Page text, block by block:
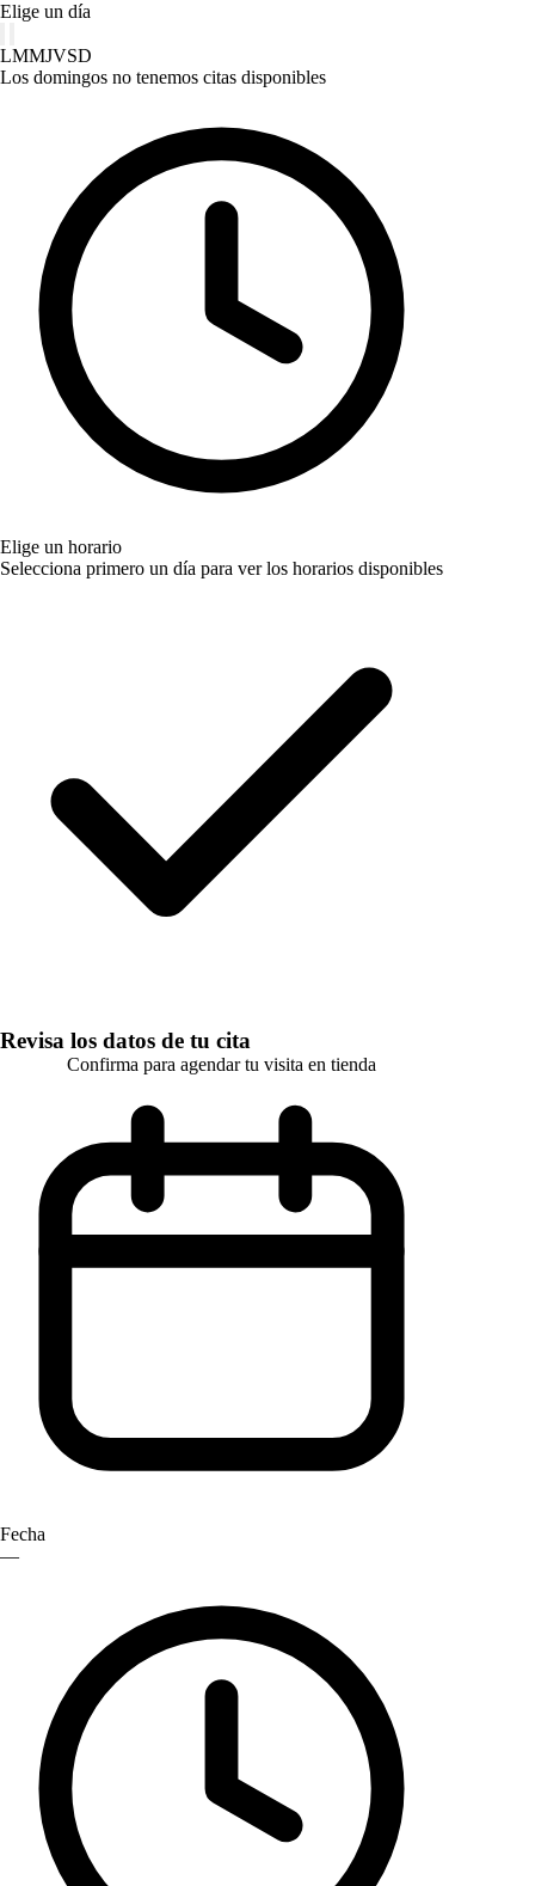
Elige un día
LMMJVSD
Los domingos no tenemos citas disponibles
Elige un horario
Selecciona primero un día para ver los horarios disponibles
Revisa los datos de tu cita
Confirma para agendar tu visita en tienda
Fecha
—